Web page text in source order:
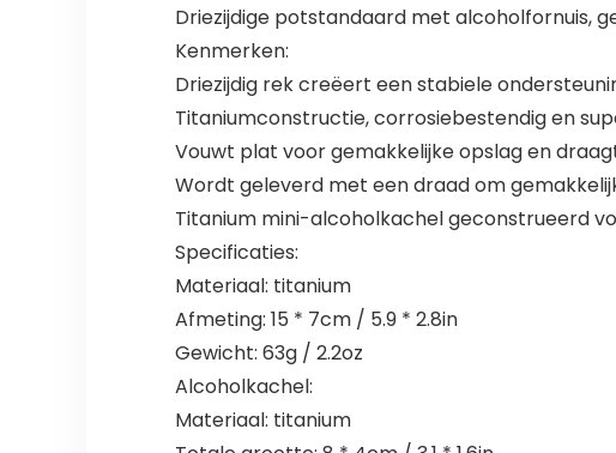
Driezijdige potstandaard met alcoholfornuis,
Kenmerken:
Driezijdig rek creëert een stabiele
Titaniumconstructie, corrosiebestendig en
Vouwt plat voor gemakkelijke opslag en
Wordt geleverd met een draad om
Titanium mini-alcoholkachel geconstrueerd
Specificaties:
Materiaal: titanium
Afmeting: 15 * 7cm / 5.9 * 2.8in
Gewicht: 63g / 2.2oz
Alcoholkachel:
Materiaal: titanium